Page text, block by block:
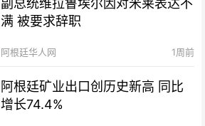
满 被要求辞职
阿根廷华人网 1周前
阿根廷矿业出口创历史新高 同比
增长74.4%